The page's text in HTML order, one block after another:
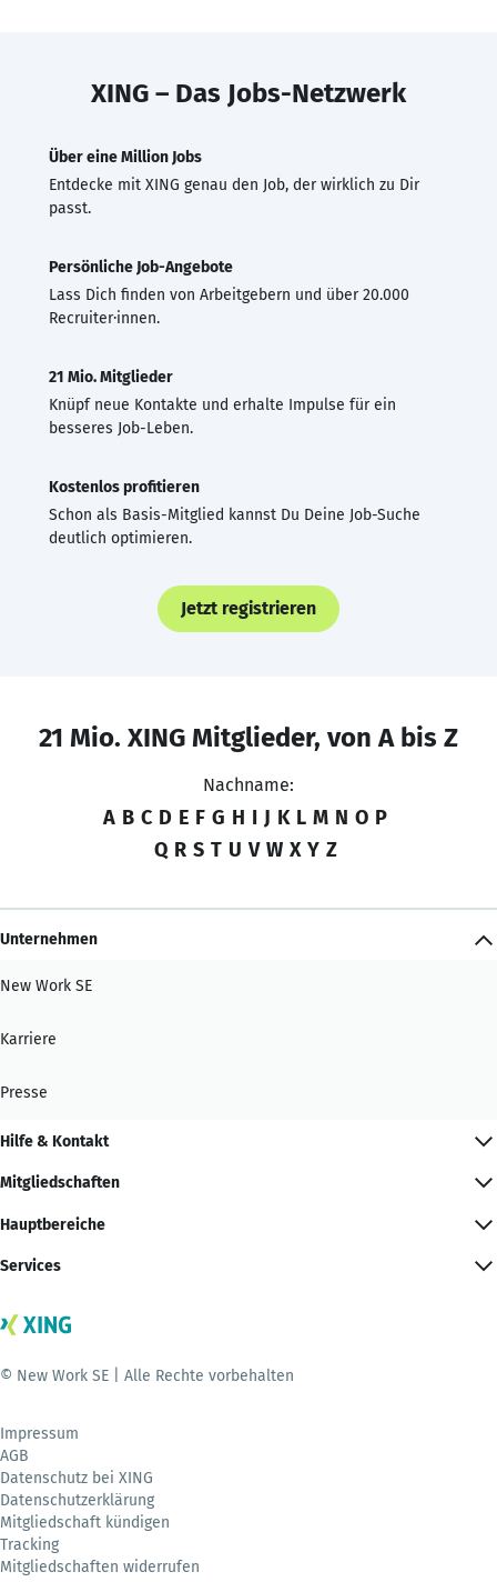
XING – Das Jobs-Netzwerk
Über eine Million Jobs
Entdecke mit XING genau den Job, der wirklich zu Dir
passt.
Persönliche Job-Angebote
Lass Dich finden von Arbeitgebern und über 20.000
Recruiter·innen.
21 Mio. Mitglieder
Knüpf neue Kontakte und erhalte Impulse für ein
besseres Job-Leben.
Kostenlos profitieren
Schon als Basis-Mitglied kannst Du Deine Job-Suche
deutlich optimieren.
Jetzt registrieren
21 Mio. XING Mitglieder, von A bis Z
Nachname:
A B C D E F G H I J K L M N O P
Q R S T U V W X Y Z
Unternehmen
New Work SE
Karriere
Presse
Hilfe & Kontakt
Mitgliedschaften
Hauptbereiche
Services
© New Work SE | Alle Rechte vorbehalten
Impressum
AGB
Datenschutz bei XING
Datenschutzerklärung
Mitgliedschaft kündigen
Tracking
Mitgliedschaften widerrufen